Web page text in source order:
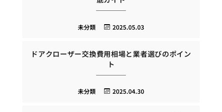
2025.05.03
未分類
ドアクローザー交換費用相場と業者選びのポイン
ト
2025.04.30
未分類